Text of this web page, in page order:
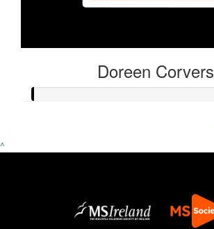
Doreen Corvers
^